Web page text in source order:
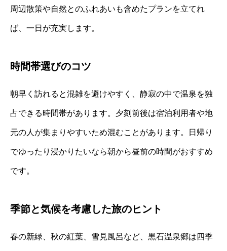
周辺散策や自然とのふれあいも含めたプランを立てれ
ば、一日が充実します。
時間帯選びのコツ
朝早く訪れると混雑を避けやすく、静寂の中で温泉を独
占できる時間帯があります。夕刻前後は宿泊利用者や地
元の人が集まりやすいため混むことがあります。日帰り
でゆったり浸かりたいなら朝から昼前の時間がおすすめ
です。
季節と気候を考慮した旅のヒント
春の新緑、秋の紅葉、雪見風呂など、黒石温泉郷は四季